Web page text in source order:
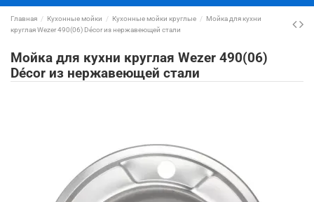
Главная Кухонные мойки Кухонные мойки круглые
Мойка для кухни
круглая Wezer 490(06) Décor из нержавеющей стали
Мойка для кухни круглая Wezer 490(06)
Décor из нержавеющей стали